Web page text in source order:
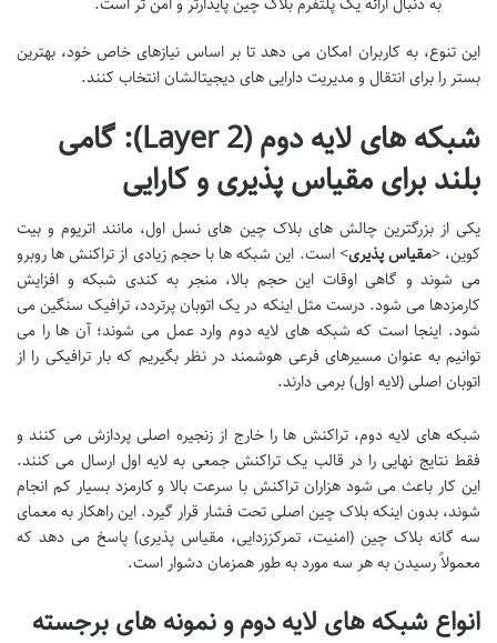
به دنبال ارائه یک پلتفرم بلاک چین پایدارتر و امن تر است.
این تنوع، به کاربران امکان می دهد تا بر اساس نیازهای خاص خود، بهترین
بستر را برای انتقال و مدیریت دارایی های دیجیتالشان انتخاب کنند.
شبکه های لایه دوم (Layer 2): گامی
بلند برای مقیاس پذیری و کارایی
یکی از بزرگترین چالش های بلاک چین های نسل اول، مانند اتریوم و بیت
کوین، <مقیاس پذیری> است. این شبکه ها با حجم زیادی از تراکنش ها روبرو
می شوند و گاهی اوقات این حجم بالا، منجر به کندی شبکه و افزایش
کارمزدها می شود. درست مثل اینکه در یک اتوبان پرتردد، ترافیک سنگین می
شود. اینجا است که شبکه های لایه دوم وارد عمل می شوند؛ آن ها را می
توانیم به عنوان مسیرهای فرعی هوشمند در نظر بگیریم که بار ترافیکی را از
اتوبان اصلی (لایه اول) برمی دارند.
شبکه های لایه دوم، تراکنش ها را خارج از زنجیره اصلی پردازش می کنند و
فقط نتایج نهایی را در قالب یک تراکنش جمعی به لایه اول ارسال می کنند.
این کار باعث می شود هزاران تراکنش با سرعت بالا و کارمزد بسیار کم انجام
شوند، بدون اینکه بلاک چین اصلی تحت فشار قرار گیرد. این راهکار به معمای
سه گانه بلاک چین (امنیت، تمرکززدایی، مقیاس پذیری) پاسخ می دهد که
معمولاً رسیدن به هر سه مورد به طور همزمان دشوار است.
انواع شبکه های لایه دوم و نمونه های برجسته